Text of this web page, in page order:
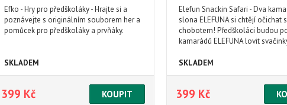
Efko - Hry pro předškoláky - Hrajte si a
poznávejte s originálním souborem her a
pomůcek pro předškoláky a prvňáky.
SKLADEM
399 Kč
Elefun Snackin Safari - Dva
slona ELEFUNA si chtějí očichat
chobotem! Předškoláci budou
kamarádů ELEFUNA lovit
SKLADEM
399 Kč